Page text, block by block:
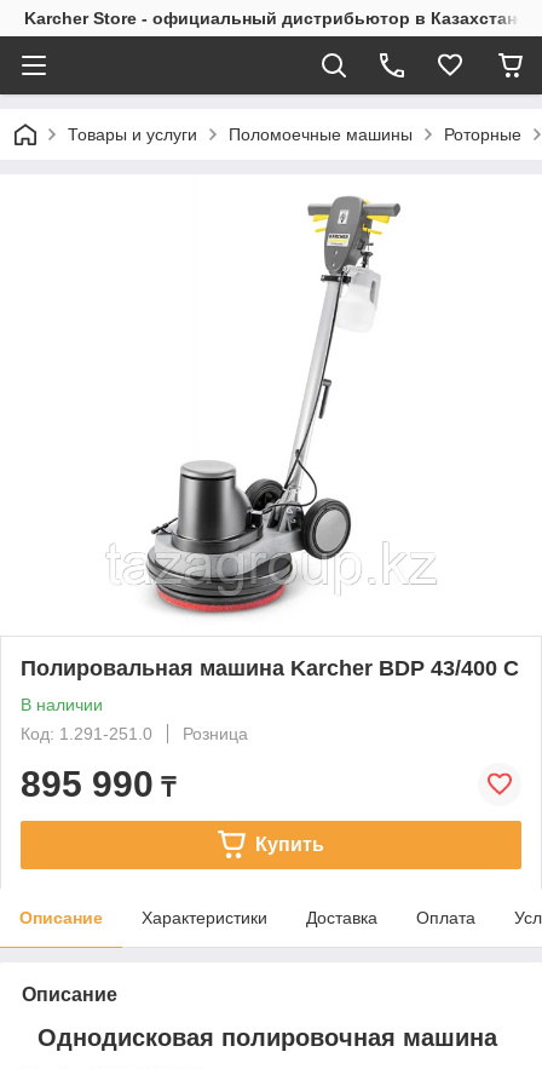
Karcher Store - официальный дистрибьютор в Казахстане
Товары и услуги Поломоечные машины Роторные
Полировальная машина Karcher BDP 43/400 C
В наличии
Код: 1.291-251.0
Розница
895 990 ₸
Купить
Описание Характеристики Доставка Оплата
Описание
Однодисковая полировочная машина